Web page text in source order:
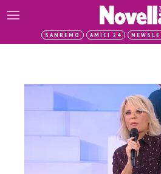
SANREMO AMICI 24